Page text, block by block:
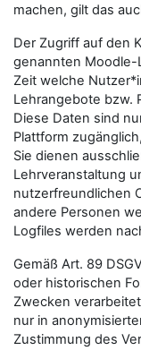
machen, gilt das
Der Zugriff auf den
genannten Moodle-
Zeit welche
Lehrangebote bzw.
Diese Daten sind
Plattform
Sie dienen
Lehrveranstaltung
nutzerfreundlichen
andere Personen
Logfiles werden
Gemäß Art. 89
oder historischen
Zwecken
nur in
Zustimmung des